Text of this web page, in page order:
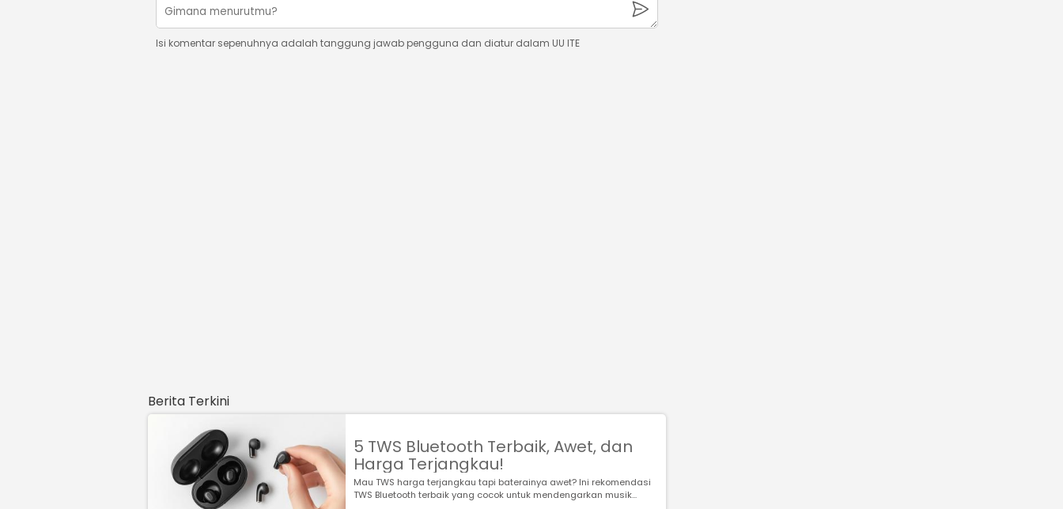
Isi komentar sepenuhnya adalah tanggung jawab pengguna dan diatur dalam UU ITE
Berita Terkini
5 TWS Bluetooth Terbaik, Awet, dan
Harga Terjangkau!
Mau TWS harga terjangkau tapi baterainya awet? Ini rekomendasi
TWS Bluetooth terbaik yang cocok untuk mendengarkan musik...